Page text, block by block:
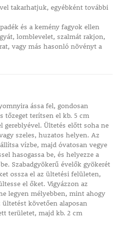
takarhatjuk, egyébként további
és a kemény fagyok ellen
lomblevelet, szalmát rakjon,
vagy más hasonló növényt a
ássa fel, gondosan
tőzeget terítsen el kb. 5 cm
gereblyével. Ültetés előtt soha ne
szeles, huzatos helyen. Az
vízbe, majd óvatosan vegye
hasogassa be, és helyezze a
Szabadgyökerű évelők gyökerét
ossza el az ültetési felületen,
el őket. Vigyázzon az
legyen mélyebben, mint ahogy
ültetést követően alaposan
területet, majd kb. 2 cm